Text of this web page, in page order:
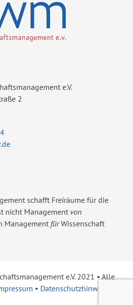
e.V.
2
schafft Freiräume für die
nicht Management von
Management fürWissenschaft
e.V. 2021 ​• Alle
• Datenschutzhinweise